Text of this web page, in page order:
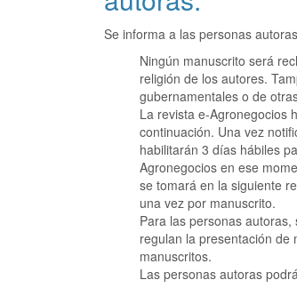
Se informa a las personas
Ningún manuscrito será
religión de los autores.
gubernamentales o de
La revista e-Agronegocios
continuación. Una vez
habilitarán 3 días hábiles
Agronegocios en ese
se tomará en la siguiente
una vez por manuscrito.
Para las personas
regulan la presentación de
manuscritos.
Las personas autoras